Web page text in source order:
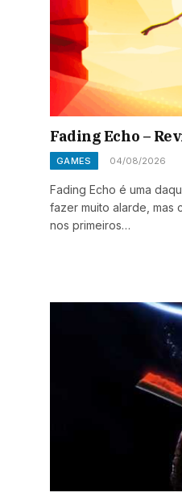
Fading Echo –
GAMES 04/08/2026
Fading Echo é uma
fazer muito alarde, mas
nos primeiros…